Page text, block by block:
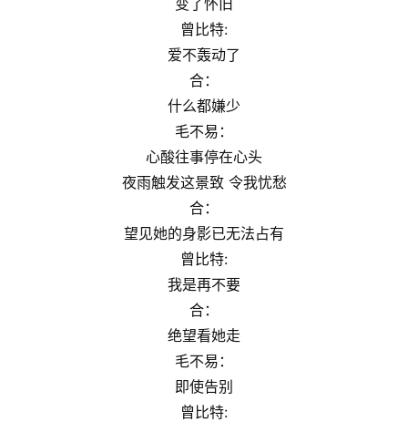
曾比特:
爱不轰动了
合：
什么都嫌少
毛不易：
心酸往事停在心头
夜雨触发这景致 令我忧愁
合：
望⻅她的身影已无法占有
曾比特:
我是再不要
合：
绝望看她走
毛不易：
即使告别
曾比特: